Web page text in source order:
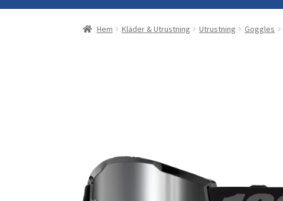
Hem Kläder & Utrustning Utrustning Goggles